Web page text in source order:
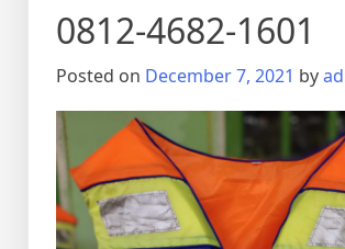
0812-4682-1601
Posted on December 7, 2021 by